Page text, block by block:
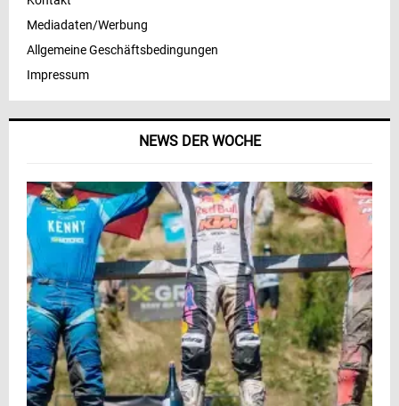
NEWS DER WOCHE
Mediadaten/Werbung
Allgemeine Geschäftsbedingungen
Impressum